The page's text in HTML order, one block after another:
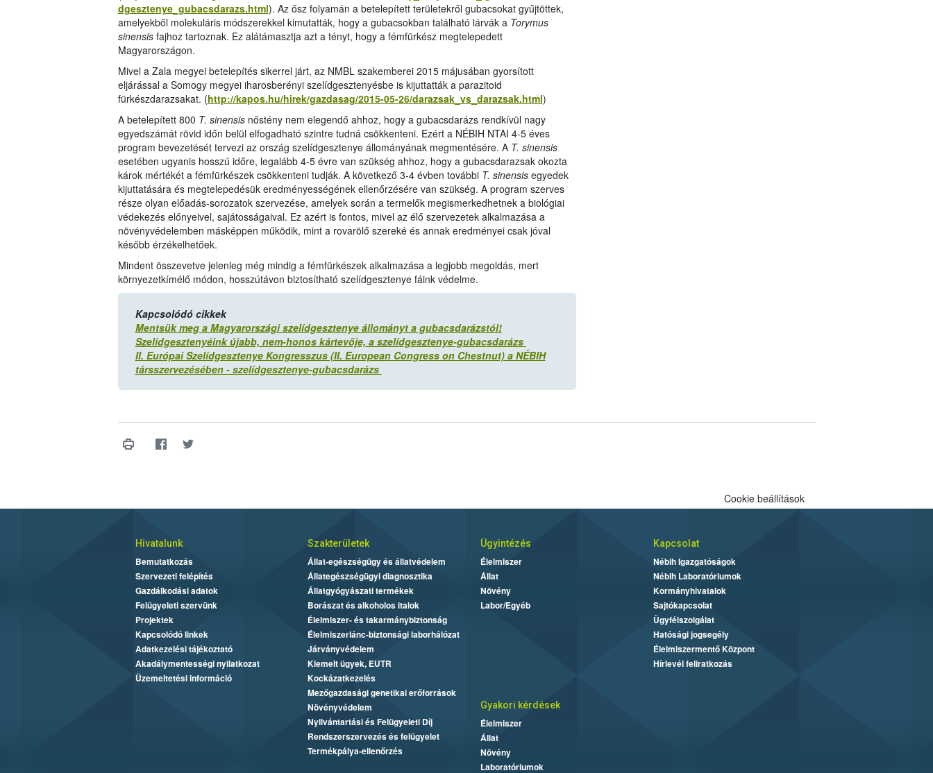
dgesztenye_gubacsdarazs.html). Az ősz folyamán a betelepített területekről gubacsokat gyűjtöttek,
amelyekből molekuláris módszerekkel kimutatták, hogy a gubacsokban található lárvák a Torymus
sinensisfajhoz tartoznak. Ez alátámasztja azt a tényt, hogy a fémfürkész megtelepedett
Magyarországon.
Mivel a Zala megyei betelepítés sikerrel járt, az NMBL szakemberei 2015 májusában gyorsított
eljárással a Somogy megyei iharosberényi szelídgesztenyésbe is kijuttatták a parazitoid
fürkészdarazsakat. (http://kapos.hu/hirek/gazdasag/2015-05-26/darazsak_vs_darazsak.html)
A betelepített 800 T. sinensisnőstény nem elegendő ahhoz, hogy a gubacsdarázs rendkívül nagy
egyedszámát rövid időn belül elfogadható szintre tudná csökkenteni. Ezért a NÉBIH NTAI 4-5 éves
program bevezetését tervezi az ország szelídgesztenye állományának megmentésére. A T. sinensis
esetében ugyanis hosszú időre, legalább 4-5 évre van szükség ahhoz, hogy a gubacsdarazsak okozta
károk mértékét a fémfürkészek csökkenteni tudják. A következő 3-4 évben további T. sinensisegyedek
kijuttatására és megtelepedésük eredményességének ellenőrzésére van szükség. A program szerves
része olyan előadás-sorozatok szervezése, amelyek során a termelők megismerkedhetnek a biológiai
védekezés előnyeivel, sajátosságaival. Ez azért is fontos, mivel az élő szervezetek alkalmazása a
növényvédelemben másképpen működik, mint a rovarölő szereké és annak eredményei csak jóval
később érzékelhetőek.
Mindent összevetve jelenleg még mindig a fémfürkészek alkalmazása a legjobb megoldás, mert
környezetkímélő módon, hosszútávon biztosítható szelídgesztenye fáink védelme.
Kapcsolódó cikkek
Mentsük meg a Magyarországi szelídgesztenye állományt a gubacsdarázstól!
Szelídgesztenyéink újabb, nem-honos kártevője, a szelídgesztenye-gubacsdarázs
II. Európai Szelídgesztenye Kongresszus (II. European Congress on Chestnut) a NÉBIH
társszervezésében - szelídgesztenye-gubacsdarázs
Cookie beállítások
Hivatalunk
Bemutatkozás
Szervezeti felépítés
Gazdálkodási adatok
Felügyeleti szervünk
Projektek
Kapcsolódó linkek
Adatkezelési tájékoztató
Akadálymentességi nyilatkozat
Üzemeltetési információ
Szakterületek
Állat-egészségügy és állatvédelem
Állategészségügyi diagnosztika
Állatgyógyászati termékek
Borászat és alkoholos italok
Élelmiszer- és takarmánybiztonság
Élelmiszerlánc-biztonsági laborhálózat
Járványvédelem
Kiemelt ügyek, EUTR
Kockázatkezelés
Mezőgazdasági genetikai erőforrások
Növényvédelem
Nyilvántartási és Felügyeleti Díj
Rendszerszervezés és felügyelet
Termékpálya-ellenőrzés
Ügyintézés
Élelmiszer
Állat
Növény
Labor/Egyéb
Kapcsolat
Nébih Igazgatóságok
Nébih Laboratóriumok
Kormányhivatalok
Sajtókapcsolat
Ügyfélszolgálat
Hatósági jogsegély
Élelmiszermentő Központ
Hírlevél feliratkozás
Gyakori kérdések
Élelmiszer
Állat
Növény
Laboratóriumok